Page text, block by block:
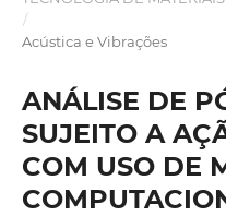
/
Acústica e Vibrações
ANÁLISE DE
SUJEITO A
COM USO DE